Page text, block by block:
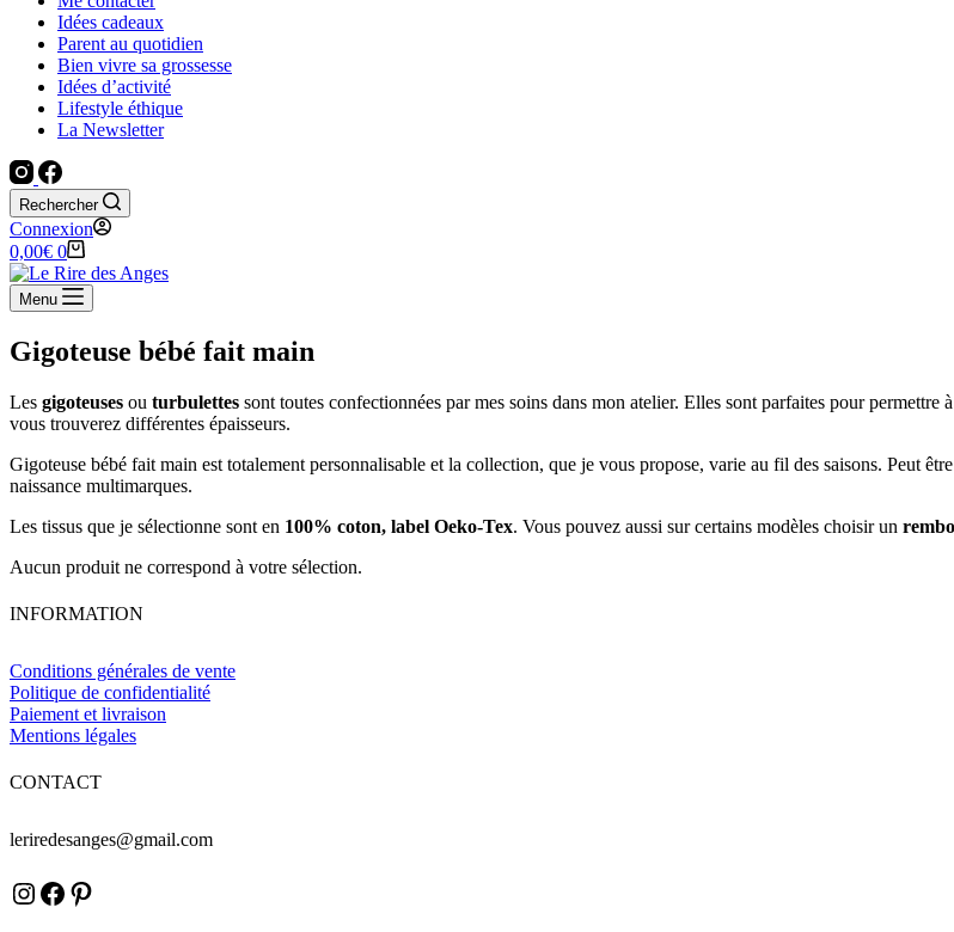
Idées cadeaux
Parent au quotidien
Bien vivre sa grossesse
Idées d’activité
Lifestyle éthique
La Newsletter
Rechercher
Connexion
Panier
d’achat
0,00€ 0
Menu
Gigoteuse bébé fait main
Les gigoteuses ou turbulettes sont toutes confectionnées par mes soins dans mon atelier. Elles sont parfaites pour permettre
vous trouverez différentes épaisseurs.
Gigoteuse bébé fait main est totalement personnalisable et la collection, que je vous propose, varie au fil des saisons. Peut
naissance multimarques.
Les tissus que je sélectionne sont en 100% coton, label Oeko-Tex. Vous pouvez aussi sur certains modèles choisir un
Aucun produit ne correspond à votre sélection.
INFORMATION
Conditions générales de vente
Politique de confidentialité
Paiement et livraison
Mentions légales
CONTACT
leriredesanges@gmail.com
Instagram
Facebook
Pinterest